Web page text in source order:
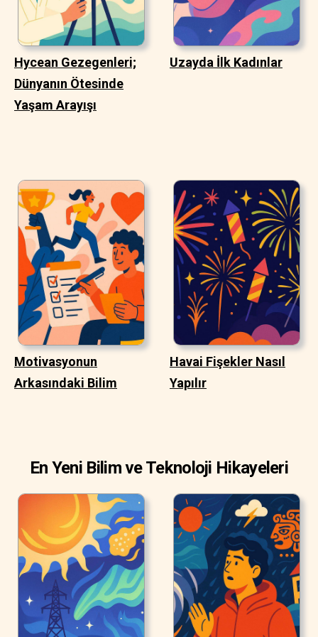
Hycean Gezegenleri;
Dünyanın Ötesinde
Yaşam Arayışı
Uzayda İlk Kadınlar
Motivasyonun
Arkasındaki Bilim
Havai Fişekler Nasıl
Yapılır
En Yeni Bilim ve Teknoloji Hikayeleri